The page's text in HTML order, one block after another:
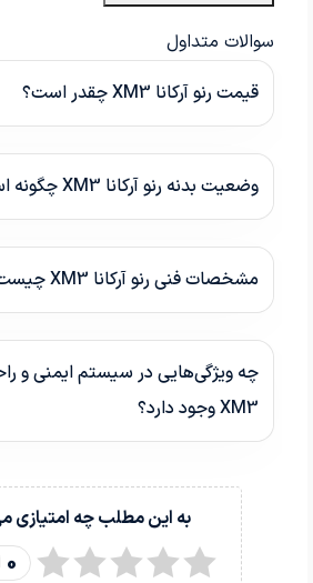
سوالات متداول
قیمت رنو آرکانا XM3 چقدر است؟
وضعیت بدنه رنو آرکانا XM3 چگونه است؟
مشخصات فنی رنو آرکانا XM3 چیست؟
چه ویژگی‌هایی در سیستم ایمنی و
XM3 وجود دارد؟
به این مطلب چه امتیازی
0